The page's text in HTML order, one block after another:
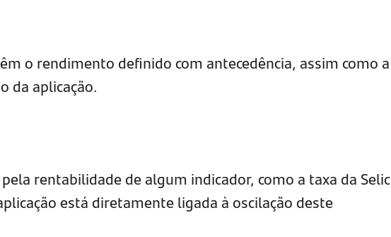
o rendimento definido com antecedência, assim como a
da aplicação.
rentabilidade de algum indicador, como a taxa da Selic
está diretamente ligada à oscilação deste